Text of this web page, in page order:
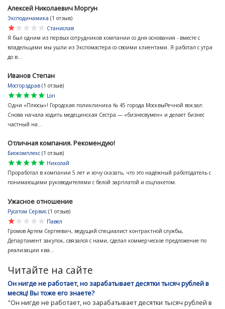
Алексей Николаевич Моргун
Эксподинамика (1 отзыв)
star
star
star
star
star
Станислав
Я был одним из первых сотрудников компании со дня основания - вместе с
владельцами мы ушли из Экспомастера со своими клиентами. Я работал с утра
до в...
Иванов Степан
Мосгорздрав (1 отзыв)
star
star
star
star
star
Lori
Одни «Плюсы»! Городская поликлиника № 45 города МосквыРечной вокзал:
Снова начала ходить медецинская Сестра — «бизнесвумен» и делает бизнес
частный на...
Отличная компания. Рекомендую!
Биокомплекс (1 отзыв)
star
star
star
star
star
Николай
Проработал в компании 5 лет и хочу сказать, что это надёжный работодатель с
понимающими руководителями с белой зарплатой и соцпакетом.
Ужасное отношение
Русатом Сервис (1 отзыв)
star
star
star
star
star
Павел
Громов Артем Сергеевич, ведущий специалист контрактной службы,
Департамент закупок, связался с нами, сделал коммерческое предложение по
реализации ква...
Читайте на сайте
Он нигде не работает, но зарабатывает десятки тысяч рублей в
месяц! Вы тоже его знаете?
"Он нигде не работает, но зарабатывает десятки тысяч рублей в